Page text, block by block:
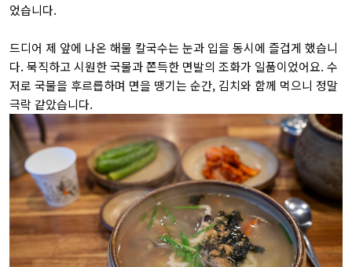
었습니다.
드디어 제 앞에 나온 해물 칼국수는 눈과 입을 동시에 즐겁게 했습니
다. 묵직하고 시원한 국물과 쫀득한 면발의 조화가 일품이었어요. 수
저로 국물을 후르릅하며 면을 땡기는 순간, 김치와 함께 먹으니 정말
극락 같았습니다.